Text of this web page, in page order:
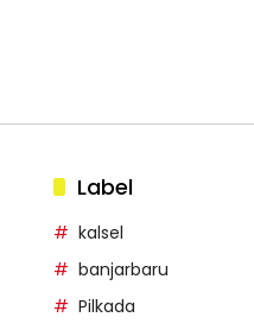
Label
kalsel
banjarbaru
Pilkada